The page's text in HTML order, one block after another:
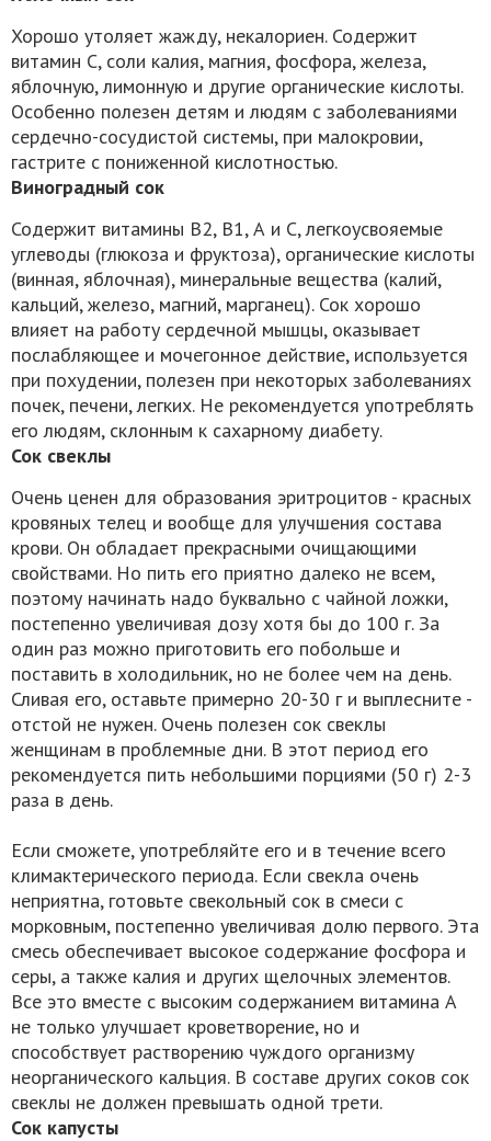
Хорошо утоляет жажду, некалориен. Содержит
витамин С, соли калия, магния, фосфора, железа,
яблочную, лимонную и другие органические кислоты.
Особенно полезен детям и людям с заболеваниями
сердечно-сосудистой системы, при малокровии,
гастрите с пониженной кислотностью.
Виноградный сок
Содержит витамины В2, В1, А и С, легкоусвояемые
углеводы (глюкоза и фруктоза), органические кислоты
(винная, яблочная), минеральные вещества (калий,
кальций, железо, магний, марганец). Сок хорошо
влияет на работу сердечной мышцы, оказывает
послабляющее и мочегонное действие, используется
при похудении, полезен при некоторых заболеваниях
почек, печени, легких. Не рекомендуется употреблять
его людям, склонным к сахарному диабету.
Сок свеклы
Очень ценен для образования эритроцитов - красных
кровяных телец и вообще для улучшения состава
крови. Он обладает прекрасными очищающими
свойствами. Но пить его приятно далеко не всем,
поэтому начинать надо буквально с чайной ложки,
постепенно увеличивая дозу хотя бы до 100 г. За
один раз можно приготовить его побольше и
поставить в холодильник, но не более чем на день.
Сливая его, оставьте примерно 20-30 г и выплесните -
отстой не нужен. Очень полезен сок свеклы
женщинам в проблемные дни. В этот период его
рекомендуется пить небольшими порциями (50 г) 2-3
раза в день.
Если сможете, употребляйте его и в течение всего
климактерического периода. Если свекла очень
неприятна, готовьте свекольный сок в смеси с
морковным, постепенно увеличивая долю первого. Эта
смесь обеспечивает высокое содержание фосфора и
серы, а также калия и других щелочных элементов.
Все это вместе с высоким содержанием витамина А
не только улучшает кроветворение, но и
способствует растворению чуждого организму
неорганического кальция. В составе других соков сок
свеклы не должен превышать одной трети.
Сок капусты